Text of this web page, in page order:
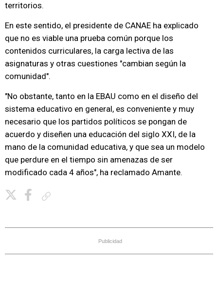
territorios.
En este sentido, el presidente de CANAE ha explicado
que no es viable una prueba común porque los
contenidos curriculares, la carga lectiva de las
asignaturas y otras cuestiones "cambian según la
comunidad".
"No obstante, tanto en la EBAU como en el diseño del
sistema educativo en general, es conveniente y muy
necesario que los partidos políticos se pongan de
acuerdo y diseñen una educación del siglo XXI, de la
mano de la comunidad educativa, y que sea un modelo
que perdure en el tiempo sin amenazas de ser
modificado cada 4 años", ha reclamado Amante.
Publicidad